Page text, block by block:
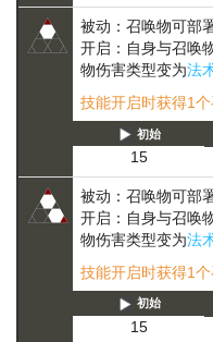
被动：召唤物可部
开启：自身与召唤
物伤害类型变为法
技能开启时获得1
初始
15
被动：召唤物可部
开启：自身与召唤
物伤害类型变为法
技能开启时获得1
初始
15